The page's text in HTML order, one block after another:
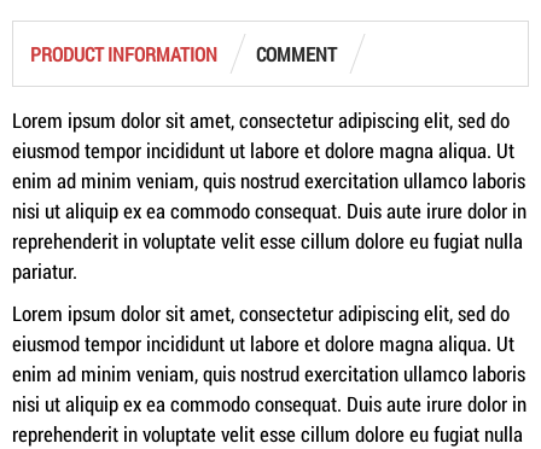
PRODUCT INFORMATION COMMENT
Lorem ipsum dolor sit amet, consectetur adipiscing elit, sed do
eiusmod tempor incididunt ut labore et dolore magna aliqua. Ut
enim ad minim veniam, quis nostrud exercitation ullamco laboris
nisi ut aliquip ex ea commodo consequat. Duis aute irure dolor in
reprehenderit in voluptate velit esse cillum dolore eu fugiat nulla
pariatur.
Lorem ipsum dolor sit amet, consectetur adipiscing elit, sed do
eiusmod tempor incididunt ut labore et dolore magna aliqua. Ut
enim ad minim veniam, quis nostrud exercitation ullamco laboris
nisi ut aliquip ex ea commodo consequat. Duis aute irure dolor in
reprehenderit in voluptate velit esse cillum dolore eu fugiat nulla